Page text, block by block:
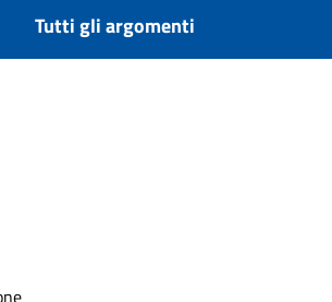
Tutti gli argomenti